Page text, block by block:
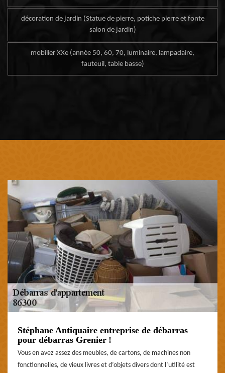
décoration de jardin (Statue de pierre, potiche pierre et fonte
salon de jardin)
mobilier XXe (année 50, 60, 70, luminaire, lampadaire,
fauteuil, table basse)
Stéphane Antiquaire entreprise de débarras
pour débarras Grenier !
Vous en avez assez des meubles, de cartons, de machines non
fonctionnelles, de vieux livres et d’objets divers dont l’utilité est